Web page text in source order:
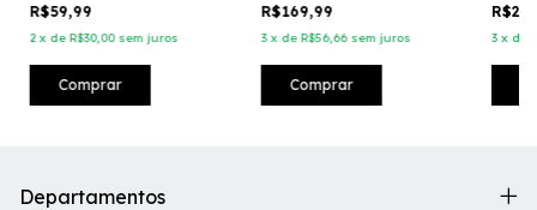
R$59,99
2 x de R$30,00 sem juros
R$169,99
3 x de R$56,66 sem juros 3 x de
Departamentos